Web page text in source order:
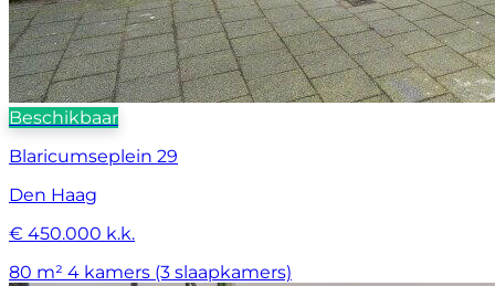
Beschikbaar
Blaricumseplein 29
Den Haag
€ 450.000 k.k.
80 m² 4 kamers (3 slaapkamers)